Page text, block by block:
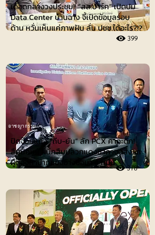
เดือดกลางวงประชุม!! “สส.ปาร์ค” เปิดปม
Data Center บ้านฉาง จี้เปิดข้อมูลรอบ
ด้าน หวั่นเห็นแค่ภาพฝัน ลั่น ปชช.ได้อะไร?!?
399
ปิดจ๊อบแก๊ง “ถีบ-ยัน” ลัก PCX คากะดึก!
สืบนิคมฯ ผนึกสืบปลวกแดงซิวคาจุดส่งรถ
ผู้ต้องหาปากแข็งอ้างซื้อมา 4 หมื่น
378
อาชญากรรม